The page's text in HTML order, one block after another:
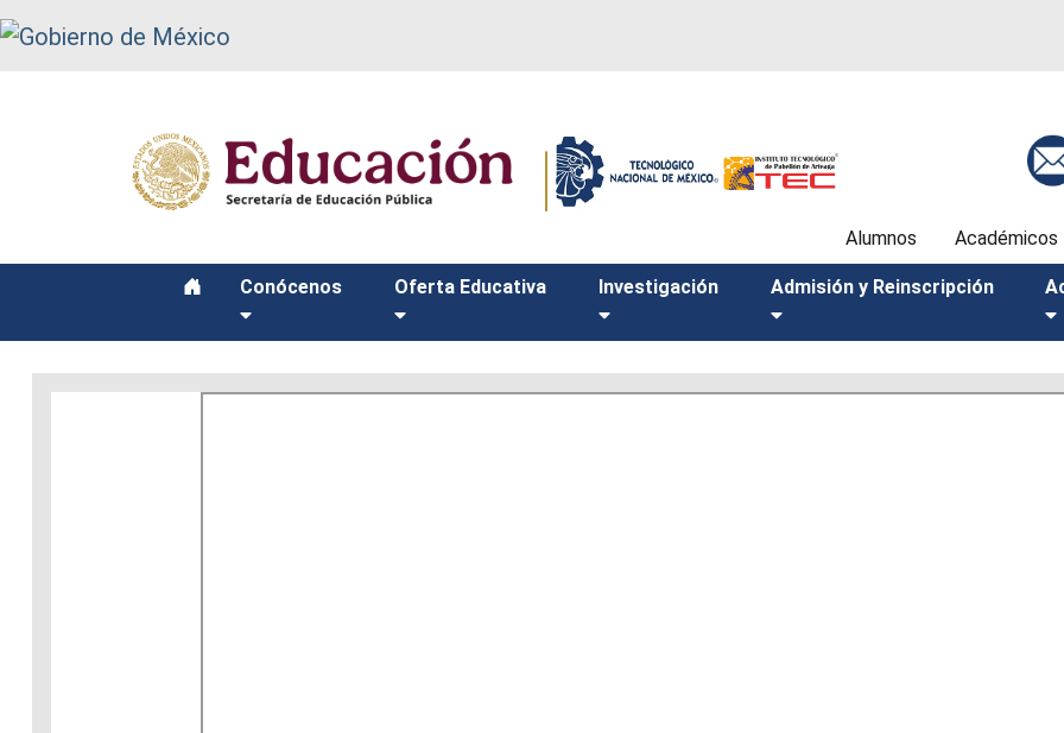
function recarga() { window.location.reload(); }
Alumnos Académicos
Conócenos Oferta Educativa Investigación Admisión y Reinscripción